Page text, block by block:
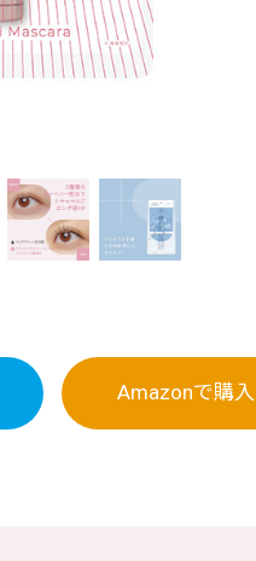
Amazonで購